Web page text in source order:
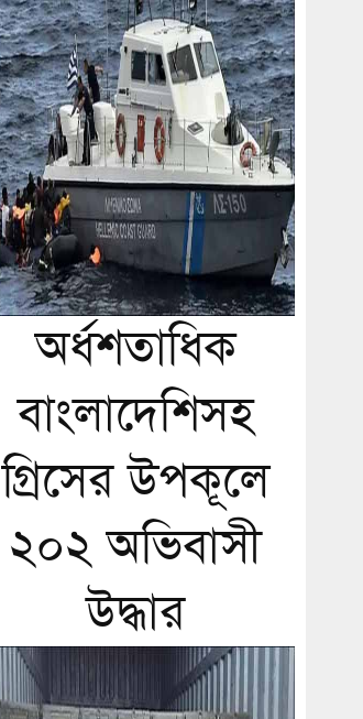
অর্ধশতাধিক
বাংলাদেশিসহ
গ্রিসের উপকূলে
২০২ অভিবাসী
উদ্ধার